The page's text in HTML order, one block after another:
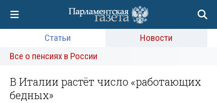
Статьи
Новости
Все о пенсиях в России
В Италии растёт число «работающих
бедных»